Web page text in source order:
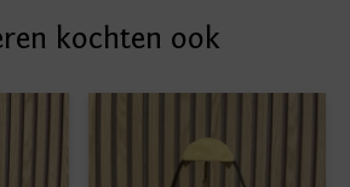
geplaatste bestellingen geldt bij
kochten ook